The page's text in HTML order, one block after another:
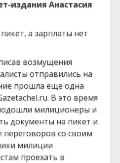
издания Анастасия
возмущения
отправились на
прошла еще одна
В это время
милиционеры и
документы на пикет и
переговоров со своим
милиции
проехать в